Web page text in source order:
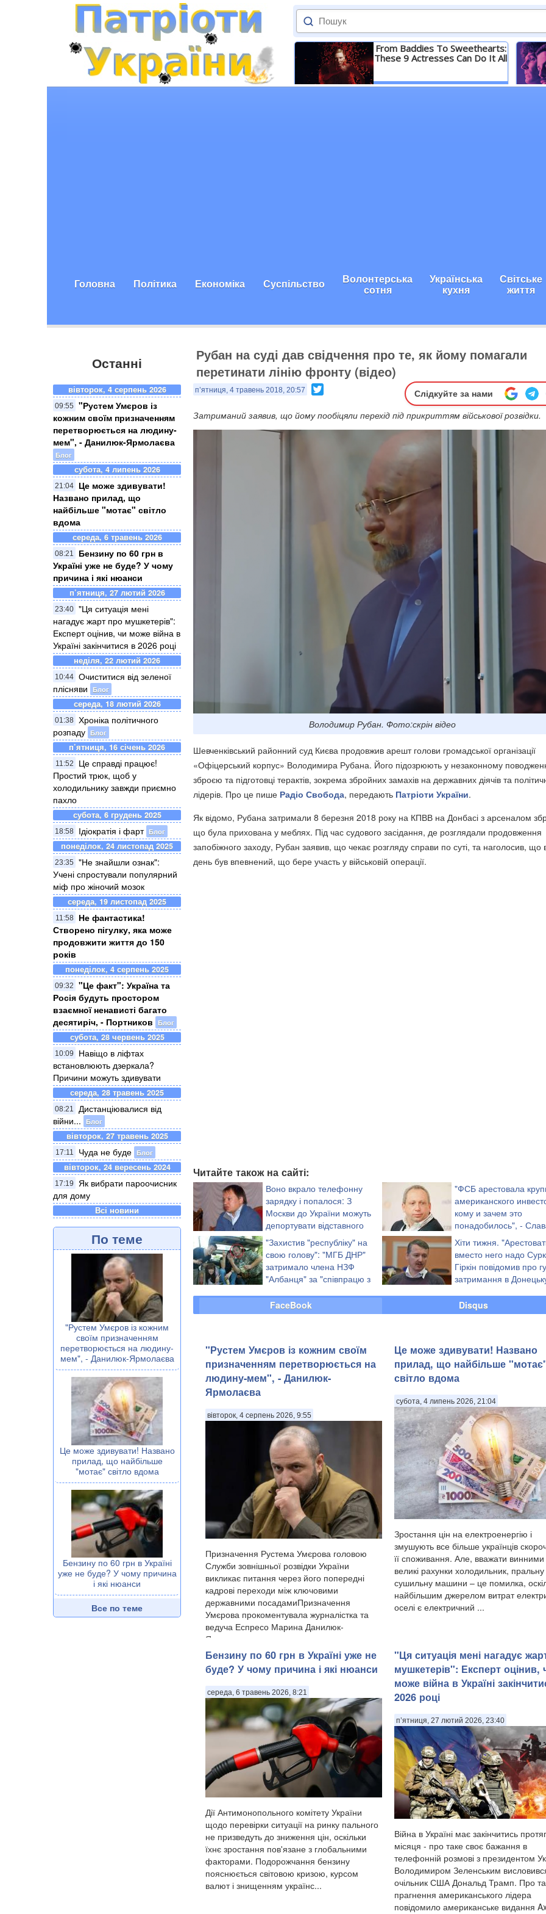
From Baddies To Sweethearts:
These 9 Actresses Can Do It All
Детальніше
Головна Політика Економіка Суспільство Волонтерська
сотня
Українська
кухня
Світське
життя
Останні
вівторок, 4 серпень 2026
09:55
"Рустем Умєров із
кожним своїм призначенням
перетворюється на людину-
мем", - Данилюк-Ярмолаєва
Блог
субота, 4 липень 2026
21:04
Це може здивувати!
Названо прилад, що
найбільше "мотає" світло
вдома
середа, 6 травень 2026
08:21
Бензину по 60 грн в
Україні уже не буде? У чому
причина і які нюанси
п’ятниця, 27 лютий 2026
23:40 "Ця ситуація мені
нагадує жарт про мушкетерів":
Експерт оцінив, чи може війна в
Україні закінчитися в 2026 році
неділя, 22 лютий 2026
10:44 Очиститися від зеленої
плісняви
Блог
середа, 18 лютий 2026
01:38 Хроніка політичного
розпаду Блог
п’ятниця, 16 січень 2026
11:52
Це справді працює!
Простий трюк, щоб у
холодильнику завжди приємно
пахло
субота, 6 грудень 2025
18:58 Ідіократія і фарт Блог
понеділок, 24 листопад 2025
23:35
"Не знайшли ознак":
Учені спростували популярний
міф про жіночий мозок
середа, 19 листопад 2025
11:58
Не фантастика!
Створено пігулку, яка може
продовжити життя до 150
років
понеділок, 4 серпень 2025
09:32
"Це факт": Україна та
Росія будуть простором
взаємної ненависті багато
десятиріч, - Портников
Блог
субота, 28 червень 2025
10:09
Навіщо в ліфтах
встановлюють дзеркала?
Причини можуть здивувати
середа, 28 травень 2025
08:21
Дистанціювалися від
війни...
Блог
вівторок, 27 травень 2025
17:11 Чуда не буде Блог
вівторок, 24 вересень 2024
17:19
Як вибрати пароочисник
для дому
Всі новини
По теме
"Рустем Умєров із кожним
своїм призначенням
перетворюється на людину-
мем", - Данилюк-Ярмолаєва
Це може здивувати! Названо
прилад, що найбільше
"мотає" світло вдома
Бензину по 60 грн в Україні
уже не буде? У чому причина
і які нюанси
Все по теме
Рубан на суді дав свідчення про те, як йому помагали
перетинати лінію фронту (відео)
п’ятниця, 4 травень 2018, 20:57 Слідкуйте за нами
Затриманий заявив, що йому пообіцяли перехід під прикриттям військової розвідки.
Володимир Рубан. Фото:скрін відео
Шевченківський районний суд Києва продовжив арешт голови громадської організації
«Офіцерський корпус» Володимира Рубана. Його підозрюють у незаконному
зброєю та підготовці терактів, зокрема збройних замахів на державних діячів та
лідерів. Про це пише Радіо Свобода, передають Патріоти України.
Як відомо, Рубана затримали 8 березня 2018 року на КПВВ на Донбасі з арсеналом
що була прихована у меблях. Під час судового засідання, де розглядали продовження
запобіжного заходу, Рубан заявив, що чекає розгляду справи по суті, та наголосив, що
день був впевнений, що бере участь у військовій операції.
Читайте також на сайті:
Воно вкрало телефонну
зарядку і попалося: З
Москви до України можуть
депортувати відставного
"міністра ДНР"
"ФСБ арестовала
американского
кому и зачем это
понадобилось", -
Рабінович
"Захистив "республіку" на
свою голову": "МГБ ДНР"
затримало члена НЗФ
"Албанця" за "співпрацю з
Хіти тижня.
вместо него надо
Гіркін повідомив про
затримання в
FaceBook Disqus
"Рустем Умєров із кожним своїм
призначенням перетворюється на
людину-мем", - Данилюк-
Ярмолаєва
вівторок, 4 серпень 2026, 9:55
Призначення Рустема Умєрова головою
Служби зовнішньої розвідки України
викликає питання через його попередні
кадрові переходи між ключовими
державними посадамиПризначення
Умєрова прокоментувала журналістка та
ведуча Еспресо Марина Данилюк-
Ярмолаєва у п...
Це може здивувати! Названо
прилад, що найбільше
світло вдома
субота, 4 липень 2026, 21:04
Зростання цін на електроенергію і
змушують все більше українців
її споживання. Але, вважати винними
великі рахунки холодильник, пральну
сушильну машини – це помилка,
найбільшим джерелом витрат
оселі є електричний ...
Бензину по 60 грн в Україні уже не
буде? У чому причина і які нюанси
середа, 6 травень 2026, 8:21
Дії Антимонопольного комітету України
щодо перевірки ситуації на ринку пального
не призведуть до зниження цін, оскільки
їхнє зростання пов'язане з глобальними
факторами. Подорожчання бензину
пояснюється світовою кризою, курсом
валют і знищенням українс...
"Ця ситуація мені нагадує
мушкетерів": Експерт оцінив,
може війна в Україні
2026 році
п’ятниця, 27 лютий 2026, 23:40
Війна в Україні має закінчитись
місяця - про таке своє бажання в
телефонній розмові з президентом
Володимиром Зеленським
очільник США Дональд Трамп. Про
прагнення американського лідера
повідомило американське видання